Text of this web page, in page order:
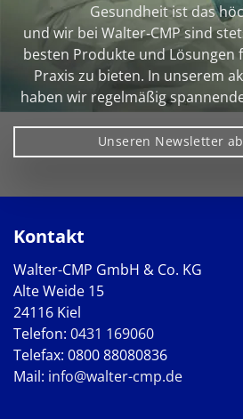
Gesundheit ist das
und wir bei Walter‑CMP sind
besten Produkte und Lösungen
Praxis zu bieten. In unserem
haben wir regelmäßig
Unseren Newsletter
Kontakt
Walter-CMP GmbH & Co. KG
Alte Weide 15
24116 Kiel
Telefon: 0431 169060
Telefax: 0800 88080836
Mail: info@walter-cmp.de